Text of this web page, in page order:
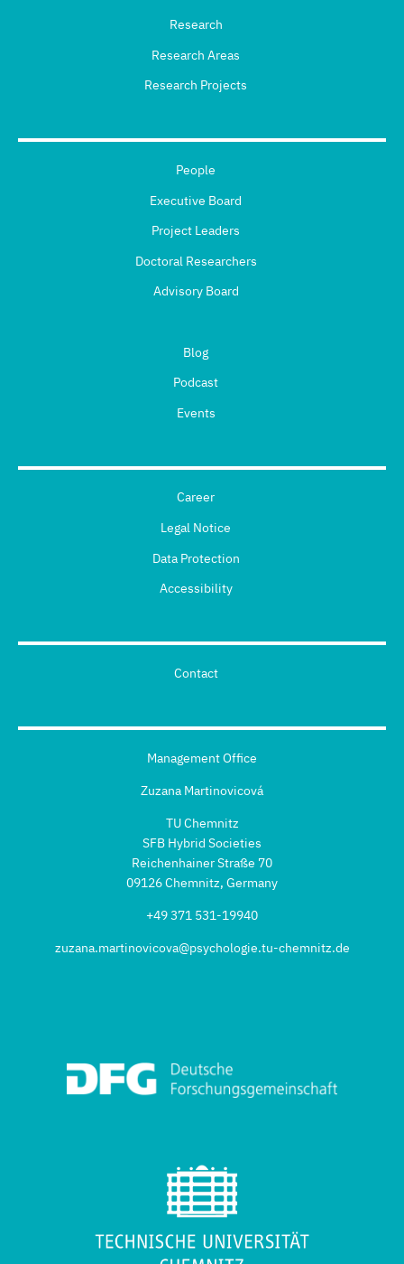
Research
Research Areas
Research Projects
People
Executive Board
Project Leaders
Doctoral Researchers
Advisory Board
Blog
Podcast
Events
Career
Legal Notice
Data Protection
Accessibility
Contact
Management Office
Zuzana Martinovicová
TU Chemnitz
SFB Hybrid Societies
Reichenhainer Straße 70
09126 Chemnitz, Germany
+49 371 531-19940
zuzana.martinovicova@psychologie.tu-chemnitz.de